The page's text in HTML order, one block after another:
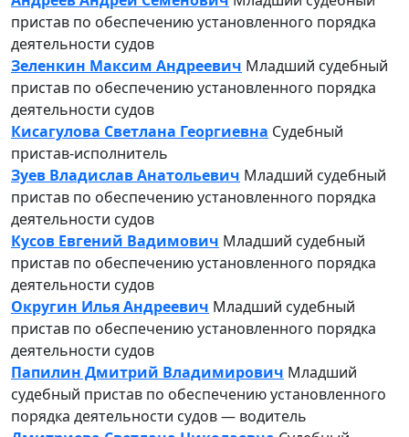
пристав по обеспечению установленного порядка
деятельности судов
Зеленкин Максим Андреевич Младший судебный
пристав по обеспечению установленного порядка
деятельности судов
Кисагулова Светлана Георгиевна Судебный
пристав-исполнитель
Зуев Владислав Анатольевич Младший судебный
пристав по обеспечению установленного порядка
деятельности судов
Кусов Евгений Вадимович Младший судебный
пристав по обеспечению установленного порядка
деятельности судов
Округин Илья Андреевич Младший судебный
пристав по обеспечению установленного порядка
деятельности судов
Папилин Дмитрий Владимирович Младший
судебный пристав по обеспечению установленного
порядка деятельности судов — водитель